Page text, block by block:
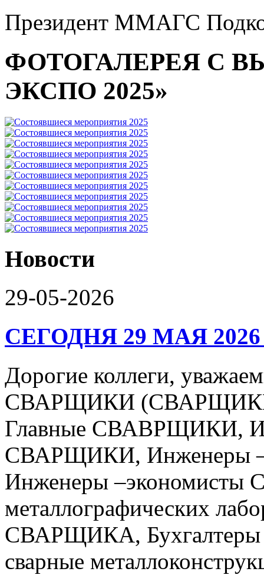
Президент ММАГС
ФОТОГАЛЕРЕЯ С
ЭКСПО 2025»
Новости
29-05-2026
СЕГОДНЯ 29 МАЯ
Дорогие коллеги,
СВАРЩИКИ (СВАРЩИКИ
Главные СВАВРЩИКИ,
СВАРЩИКИ, Инженеры
Инженеры
металлографических
СВАРЩИКА, Бухгалтеры
сварные